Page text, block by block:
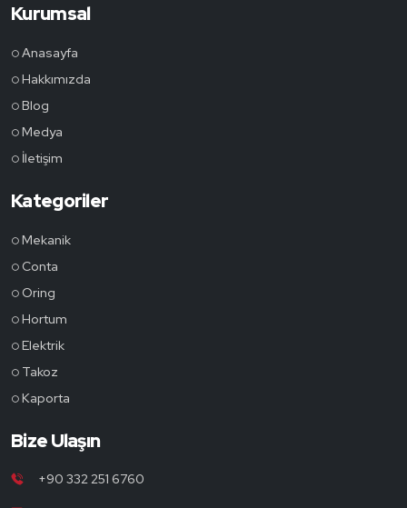
Kurumsal
Anasayfa
Hakkımızda
Blog
Medya
İletişim
Kategoriler
Mekanik
Conta
Oring
Hortum
Elektrik
Takoz
Kaporta
Bize Ulaşın
+90 332 251 6760